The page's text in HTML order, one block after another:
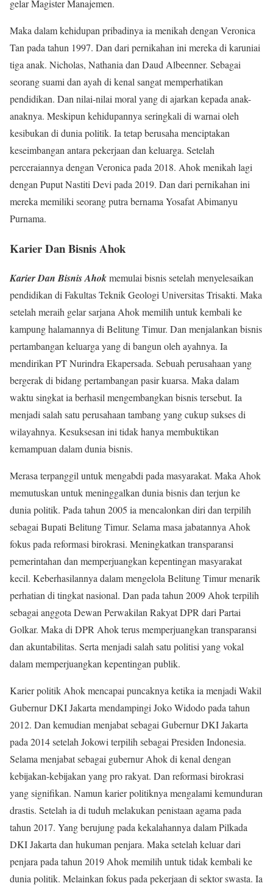
gelar Magister Manajemen.
Maka dalam kehidupan pribadinya ia menikah dengan Veronica
Tan pada tahun 1997. Dan dari pernikahan ini mereka di karuniai
tiga anak. Nicholas, Nathania dan Daud Albeenner. Sebagai
seorang suami dan ayah di kenal sangat memperhatikan
pendidikan. Dan nilai-nilai moral yang di ajarkan kepada anak-
anaknya. Meskipun kehidupannya seringkali di warnai oleh
kesibukan di dunia politik. Ia tetap berusaha menciptakan
keseimbangan antara pekerjaan dan keluarga. Setelah
perceraiannya dengan Veronica pada 2018. Ahok menikah lagi
dengan Puput Nastiti Devi pada 2019. Dan dari pernikahan ini
mereka memiliki seorang putra bernama Yosafat Abimanyu
Purnama.
Karier Dan Bisnis Ahok
Karier Dan Bisnis Ahokmemulai bisnis setelah menyelesaikan
pendidikan di Fakultas Teknik Geologi Universitas Trisakti. Maka
setelah meraih gelar sarjana Ahok memilih untuk kembali ke
kampung halamannya di Belitung Timur. Dan menjalankan bisnis
pertambangan keluarga yang di bangun oleh ayahnya. Ia
mendirikan PT Nurindra Ekapersada. Sebuah perusahaan yang
bergerak di bidang pertambangan pasir kuarsa. Maka dalam
waktu singkat ia berhasil mengembangkan bisnis tersebut. Ia
menjadi salah satu perusahaan tambang yang cukup sukses di
wilayahnya. Kesuksesan ini tidak hanya membuktikan
kemampuan dalam dunia bisnis.
Merasa terpanggil untuk mengabdi pada masyarakat. Maka Ahok
memutuskan untuk meninggalkan dunia bisnis dan terjun ke
dunia politik. Pada tahun 2005 ia mencalonkan diri dan terpilih
sebagai Bupati Belitung Timur. Selama masa jabatannya Ahok
fokus pada reformasi birokrasi. Meningkatkan transparansi
pemerintahan dan memperjuangkan kepentingan masyarakat
kecil. Keberhasilannya dalam mengelola Belitung Timur menarik
perhatian di tingkat nasional. Dan pada tahun 2009 Ahok terpilih
sebagai anggota Dewan Perwakilan Rakyat DPR dari Partai
Golkar. Maka di DPR Ahok terus memperjuangkan transparansi
dan akuntabilitas. Serta menjadi salah satu politisi yang vokal
dalam memperjuangkan kepentingan publik.
Karier politik Ahok mencapai puncaknya ketika ia menjadi Wakil
Gubernur DKI Jakarta mendampingi Joko Widodo pada tahun
2012. Dan kemudian menjabat sebagai Gubernur DKI Jakarta
pada 2014 setelah Jokowi terpilih sebagai Presiden Indonesia.
Selama menjabat sebagai gubernur Ahok di kenal dengan
kebijakan-kebijakan yang pro rakyat. Dan reformasi birokrasi
yang signifikan. Namun karier politiknya mengalami kemunduran
drastis. Setelah ia di tuduh melakukan penistaan agama pada
tahun 2017. Yang berujung pada kekalahannya dalam Pilkada
DKI Jakarta dan hukuman penjara. Maka setelah keluar dari
penjara pada tahun 2019 Ahok memilih untuk tidak kembali ke
dunia politik. Melainkan fokus pada pekerjaan di sektor swasta. Ia